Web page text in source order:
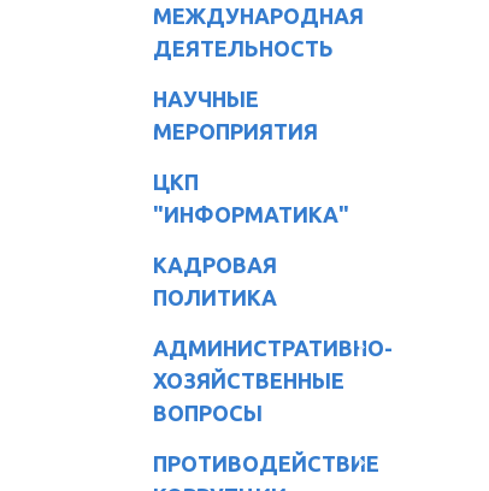
МЕЖДУНАРОДНАЯ
ДЕЯТЕЛЬНОСТЬ
НАУЧНЫЕ
МЕРОПРИЯТИЯ
ЦКП
"ИНФОРМАТИКА"
КАДРОВАЯ
ПОЛИТИКА
АДМИНИСТРАТИВНО-
ХОЗЯЙСТВЕННЫЕ
ВОПРОСЫ
ПРОТИВОДЕЙСТВИЕ